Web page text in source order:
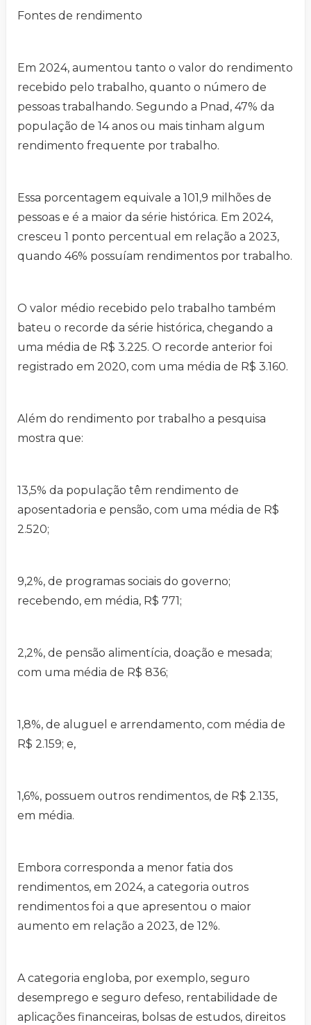
Fontes de rendimento
Em 2024, aumentou tanto o valor do rendimento
recebido pelo trabalho, quanto o número de
pessoas trabalhando. Segundo a Pnad, 47% da
população de 14 anos ou mais tinham algum
rendimento frequente por trabalho.
Essa porcentagem equivale a 101,9 milhões de
pessoas e é a maior da série histórica. Em 2024,
cresceu 1 ponto percentual em relação a 2023,
quando 46% possuíam rendimentos por trabalho.
O valor médio recebido pelo trabalho também
bateu o recorde da série histórica, chegando a
uma média de R$ 3.225. O recorde anterior foi
registrado em 2020, com uma média de R$ 3.160.
Além do rendimento por trabalho a pesquisa
mostra que:
13,5% da população têm rendimento de
aposentadoria e pensão, com uma média de R$
2.520;
9,2%, de programas sociais do governo;
recebendo, em média, R$ 771;
2,2%, de pensão alimentícia, doação e mesada;
com uma média de R$ 836;
1,8%, de aluguel e arrendamento, com média de
R$ 2.159; e,
1,6%, possuem outros rendimentos, de R$ 2.135,
em média.
Embora corresponda a menor fatia dos
rendimentos, em 2024, a categoria outros
rendimentos foi a que apresentou o maior
aumento em relação a 2023, de 12%.
A categoria engloba, por exemplo, seguro
desemprego e seguro defeso, rentabilidade de
aplicações financeiras, bolsas de estudos, direitos